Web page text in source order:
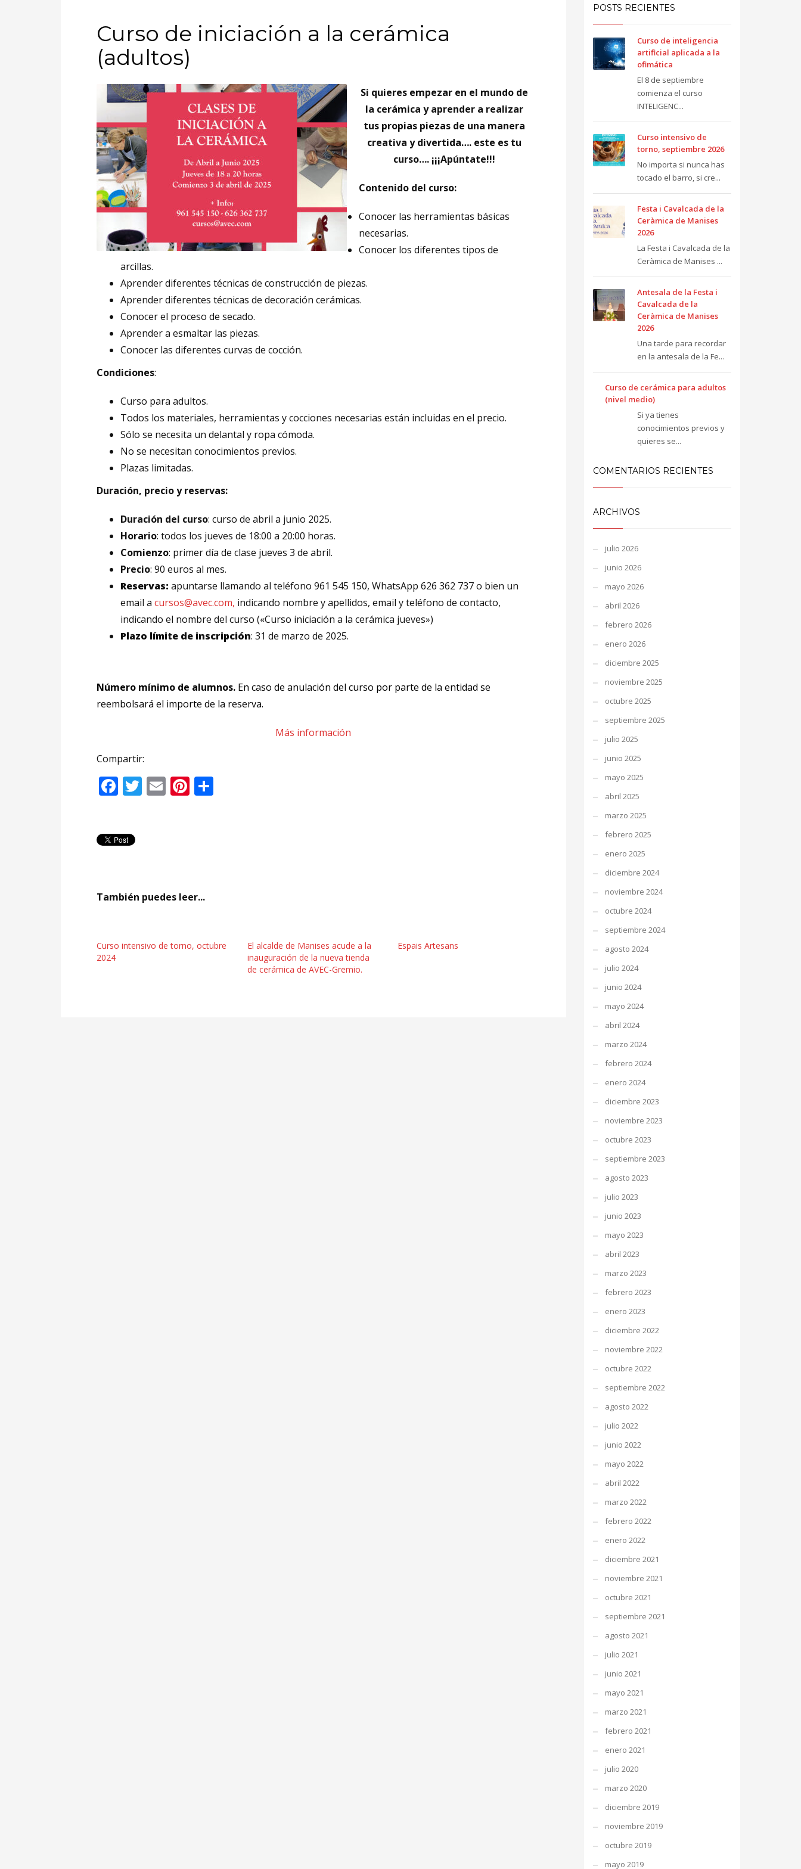
Curso de iniciación a la cerámica
(adultos)
Si quieres empezar en el mundo de
la cerámica y aprender a realizar
tus propias piezas de una manera
creativa y divertida…. este es tu
curso…. ¡¡¡Apúntate!!!
Contenido del curso:
Conocer las herramientas básicas
necesarias.
Conocer los diferentes tipos de
arcillas.
Aprender diferentes técnicas de construcción de piezas.
Aprender diferentes técnicas de decoración cerámicas.
Conocer el proceso de secado.
Aprender a esmaltar las piezas.
Conocer las diferentes curvas de cocción.
Condiciones:
Curso para adultos.
Todos los materiales, herramientas y cocciones necesarias están incluidas en el precio.
Sólo se necesita un delantal y ropa cómoda.
No se necesitan conocimientos previos.
Plazas limitadas.
Duración, precio y reservas:
Duración del curso: curso de abril a junio 2025.
Horario: todos los jueves de 18:00 a 20:00 horas.
Comienzo: primer día de clase jueves 3 de abril.
Precio: 90 euros al mes.
Reservas: apuntarse llamando al teléfono 961 545 150, WhatsApp 626 362 737 o bien un
email a cursos@avec.com, indicando nombre y apellidos, email y teléfono de contacto,
indicando el nombre del curso («Curso iniciación a la cerámica jueves»)
Plazo límite de inscripción: 31 de marzo de 2025.
Número mínimo de alumnos. En caso de anulación del curso por parte de la entidad se
reembolsará el importe de la reserva.
Más información
Compartir:
Facebook
Twitter
EmailPinterest
También puedes leer...
Curso intensivo de torno, octubre
2024
El alcalde de Manises acude a la
inauguración de la nueva tienda
de cerámica de AVEC-Gremio.
Espais Artesans
POSTS RECIENTES
Curso de inteligencia
artificial aplicada a la
ofimática
El 8 de septiembre
comienza el curso
INTELIGENC...
Curso intensivo de
torno, septiembre 2026
No importa si nunca has
tocado el barro, si cre...
Festa i Cavalcada de la
Ceràmica de Manises
2026
La Festa i Cavalcada de la
Ceràmica de Manises ...
Antesala de la Festa i
Cavalcada de la
Ceràmica de Manises
2026
Una tarde para recordar
en la antesala de la Fe...
Curso de cerámica para adultos
(nivel medio)
Si ya tienes
conocimientos previos y
quieres se...
COMENTARIOS RECIENTES
ARCHIVOS
julio 2026
junio 2026
mayo 2026
abril 2026
febrero 2026
enero 2026
diciembre 2025
noviembre 2025
octubre 2025
septiembre 2025
julio 2025
junio 2025
mayo 2025
abril 2025
marzo 2025
febrero 2025
enero 2025
diciembre 2024
noviembre 2024
octubre 2024
septiembre 2024
agosto 2024
julio 2024
junio 2024
mayo 2024
abril 2024
marzo 2024
febrero 2024
enero 2024
diciembre 2023
noviembre 2023
octubre 2023
septiembre 2023
agosto 2023
julio 2023
junio 2023
mayo 2023
abril 2023
marzo 2023
febrero 2023
enero 2023
diciembre 2022
noviembre 2022
octubre 2022
septiembre 2022
agosto 2022
julio 2022
junio 2022
mayo 2022
abril 2022
marzo 2022
febrero 2022
enero 2022
diciembre 2021
noviembre 2021
octubre 2021
septiembre 2021
agosto 2021
julio 2021
junio 2021
mayo 2021
marzo 2021
febrero 2021
enero 2021
julio 2020
marzo 2020
diciembre 2019
noviembre 2019
octubre 2019
mayo 2019